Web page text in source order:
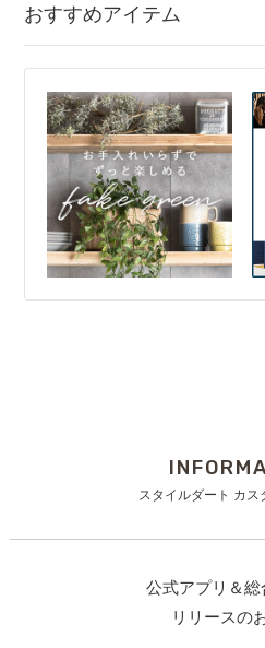
おすすめアイテム
スタイルダート カス
公式アプリ＆
リリースの